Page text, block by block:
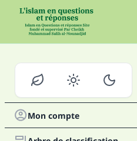
Mon compte